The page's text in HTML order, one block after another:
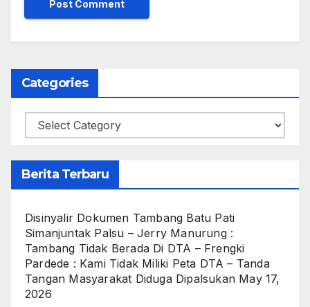
Categories
Categories
Berita Terbaru
Disinyalir Dokumen Tambang Batu Pati
Simanjuntak Palsu – Jerry Manurung :
Tambang Tidak Berada Di DTA – Frengki
Pardede : Kami Tidak Miliki Peta DTA – Tanda
Tangan Masyarakat Diduga Dipalsukan May 17,
2026